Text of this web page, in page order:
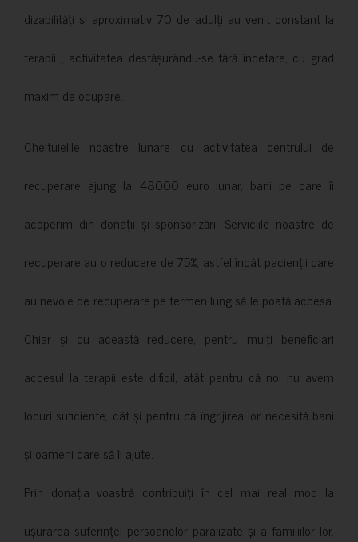
dizabilități și aproximativ 70 de adulți au venit constant la
terapii , activitatea desfășurându-se fără încetare, cu grad
maxim de ocupare.
Cheltuielile noastre lunare cu activitatea centrului de
recuperare ajung la 48000 euro lunar, bani pe care îi
acoperim din donații și sponsorizări. Serviciile noastre de
recuperare au o reducere de 75%, astfel încât pacienții care
au nevoie de recuperare pe termen lung să le poată accesa.
Chiar și cu această reducere, pentru mulți beneficiari
accesul la terapii este dificil, atât pentru că noi nu avem
locuri suficiente, cât și pentru că îngrijirea lor necesită bani
și oameni care să îi ajute.
Prin donația voastră contribuiți în cel mai real mod la
ușurarea suferinței persoanelor paralizate și a familiilor lor,